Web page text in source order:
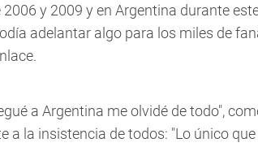
y 2009 y en Argentina durante
adelantar algo para los miles de
a Argentina me olvidé de todo",
a la insistencia de todos: "Lo único